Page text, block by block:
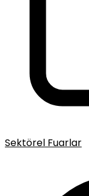
Sektörel Fuarlar